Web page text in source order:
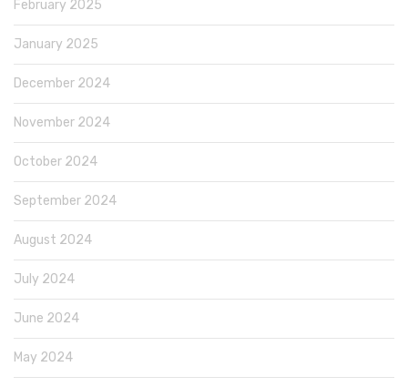
February 2025
January 2025
December 2024
November 2024
October 2024
September 2024
August 2024
July 2024
June 2024
May 2024